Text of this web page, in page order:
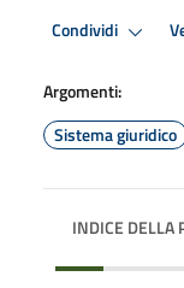
Condividi
Argomenti:
Sistema giuridico
INDICE DELLA